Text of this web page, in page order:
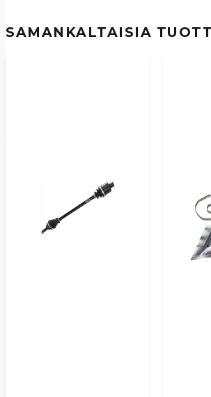
SAMANKALTAISIA
Lähetä kysymys